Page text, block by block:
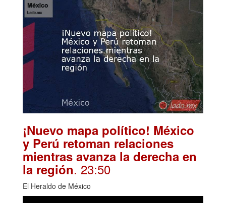
¡Nuevo mapa político! México
y Perú retoman relaciones
mientras avanza la derecha en
la región. 23:50
El Heraldo de México